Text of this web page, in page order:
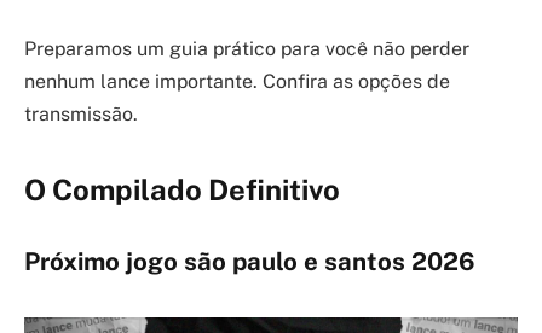
Preparamos um guia prático para você não perder
nenhum lance importante. Confira as opções de
transmissão.
O Compilado Definitivo
Próximo jogo são paulo e santos 2026